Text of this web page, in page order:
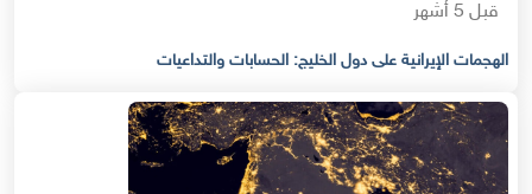
قبل 5 أشهر
الهجمات الإيرانية على دول الخليج: الحسابات والتداعيات